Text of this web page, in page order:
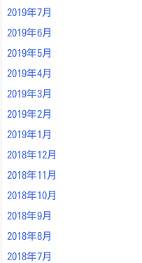
2019年7月
2019年6月
2019年5月
2019年4月
2019年3月
2019年2月
2019年1月
2018年12月
2018年11月
2018年10月
2018年9月
2018年8月
2018年7月